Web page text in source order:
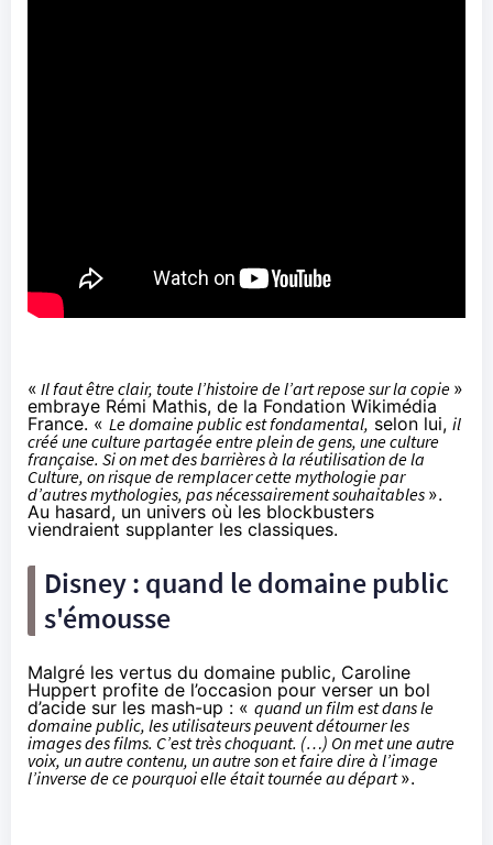
« Il faut être clair, toute l’histoire de l’art repose sur la copie »
embraye Rémi Mathis, de la Fondation Wikimédia
France. « Le domaine public est fondamental, selon lui, il
créé une culture partagée entre plein de gens, une culture
française. Si on met des barrières à la réutilisation de la
Culture, on risque de remplacer cette mythologie par
d’autres mythologies, pas nécessairement souhaitables ».
Au hasard, un univers où les blockbusters
viendraient supplanter les classiques.
Disney : quand le domaine public
s'émousse
Malgré les vertus du domaine public, Caroline
Huppert profite de l’occasion pour verser un bol
d’acide sur les mash-up : « quand un film est dans le
domaine public, les utilisateurs peuvent détourner les
images des films. C’est très choquant. (…) On met une autre
voix, un autre contenu, un autre son et faire dire à l’image
l’inverse de ce pourquoi elle était tournée au départ».